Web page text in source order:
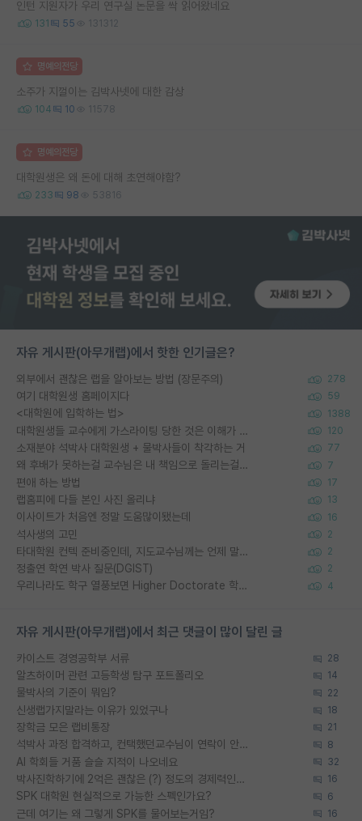
인턴 지원자가 우리 연구실 논문을 싹 읽어왔네요
131 55 131312
명예의전당
소주가 지껄이는 김박사넷에 대한 감상
104 10 11578
명예의전당
대학원생은 왜 돈에 대해 초연해야함?
233 98 53816
자유 게시판(아무개랩)에서 핫한 인기글은?
외부에서 괜찮은 랩을 알아보는 방법 (장문주의) 278
여기 대학원생 홈페이지다 59
<대학원에 입학하는 법> 1388
대학원생들 교수에게 가스라이팅 당한 것은 이해가 갑니다. 안타깝네요. 120
소재분야 석박사 대학원생 + 물박사들이 착각하는 거 77
왜 후배가 못하는걸 교수님은 내 책임으로 돌리는걸까요? 7
편애 하는 방법 17
랩홈피에 다들 본인 사진 올리냐 13
이사이트가 처음엔 정말 도움많이됐는데 16
석사생의 고민 2
타대학원 컨텍 준비중인데, 지도교수님께는 언제 말씀드려야 할까요? 2
정출연 학연 박사 질문(DGIST) 2
우리나라도 학구 열풍보면 Higher Doctorate 학위가 필요하다고 봅니다. 4
자유 게시판(아무개랩)에서 최근 댓글이 많이 달린 글
카이스트 경영공학부 서류 28
알츠하이머 관련 고등학생 탐구 포트폴리오 14
물박사의 기준이 뭐임? 22
신생랩가지말라는 이유가 있었구나 18
장학금 모은 랩비통장 21
석박사 과정 합격하고, 컨택했던교수님이 연락이 안됩니다... 8
AI 학회들 거품 슬슬 지적이 나오네요 32
박사진학하기에 2억은 괜찮은 (?) 정도의 경제력인가요 16
SPK 대학원 현실적으로 가능한 스펙인가요? 6
근데 여기는 왜 그렇게 SPK를 물어보는거임? 16